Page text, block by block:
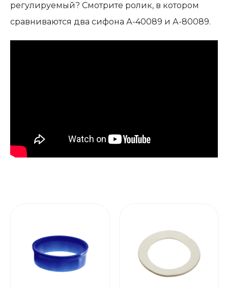
регулируемый? Смотрите ролик, в котором
сравниваются два сифона А-40089 и А-80089.